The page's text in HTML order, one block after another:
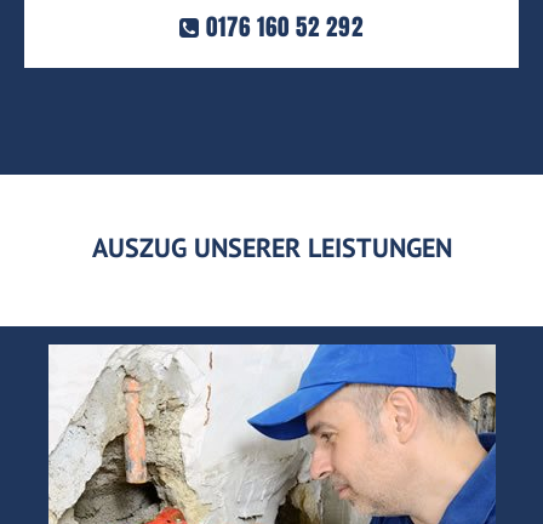
0176 160 52 292
AUSZUG UNSERER LEISTUNGEN